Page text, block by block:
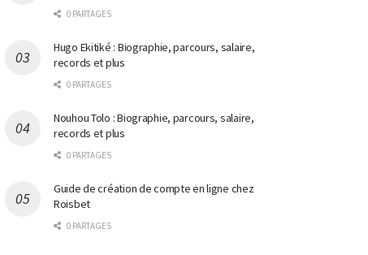
0 PARTAGES
Hugo Ekitiké : Biographie, parcours, salaire,
records et plus
0 PARTAGES
Nouhou Tolo : Biographie, parcours, salaire,
records et plus
0 PARTAGES
Guide de création de compte en ligne chez
Roisbet
0 PARTAGES